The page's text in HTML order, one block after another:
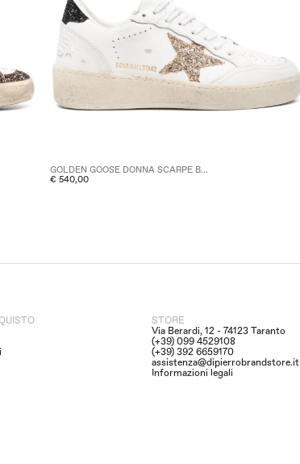
GOLDEN GOOSE DONNA SCARPE B...
€ 540,00
STORE
Via Berardi, 12 - 74123 Taranto
(+39) 099 4529108
(+39) 392 6659170
assistenza@dipierrobrandstore.it
Informazioni legali